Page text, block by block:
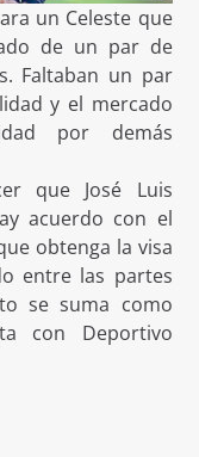
un Celeste que
de un par de
Faltaban un par
y el mercado
por demás
que José Luis
acuerdo con el
obtenga la visa
entre las partes
se suma como
con Deportivo